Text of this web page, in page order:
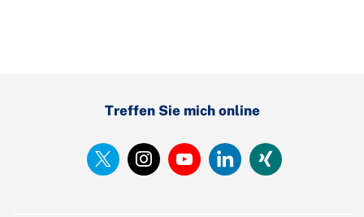
Treffen Sie mich online